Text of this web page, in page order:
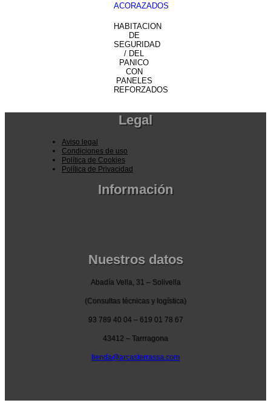
HABITACION
DE
SEGURIDAD
/ DEL
PANICO
CON
PANELES
REFORZADOS
Legal
Aviso legal
Condiciones de uso
Política de Cookies
Política de Privacidad
Información
Nuestros datos
Abadía Vella, 31 – Solivella
(Consultas técnicas y logística)
93 789 40 04 – 619 01 78 67
43412 – Tarrragona
tienda@arcasterrassa.com